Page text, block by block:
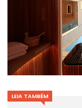
LEIA TAMBÉM